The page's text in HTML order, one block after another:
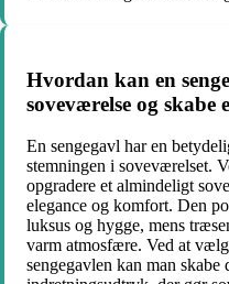
Hvordan kan en
soveværelse og skabe
En sengegavl har en
stemningen i soveværelset.
opgradere et almindeligt
elegance og komfort. Den
luksus og hygge, mens
varm atmosfære. Ved at
sengegavlen kan man skabe